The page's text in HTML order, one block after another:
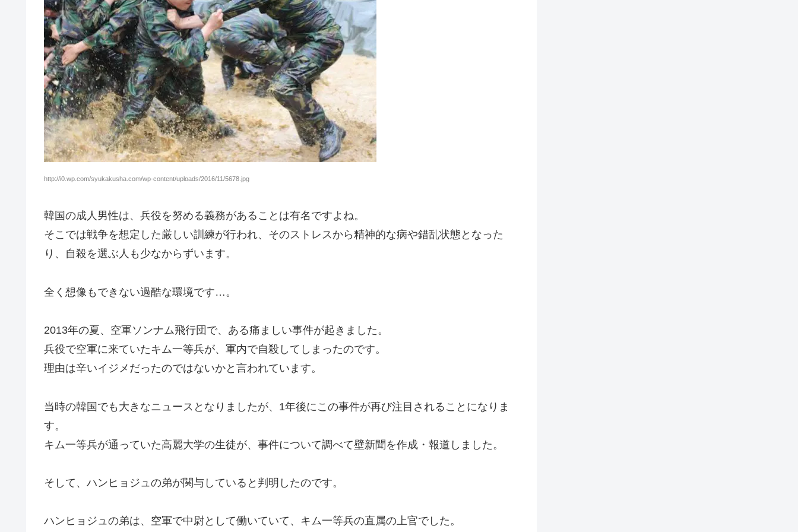
http://i0.wp.com/syukakusha.com/wp-content/uploads/2016/11/5678.jpg
韓国の成人男性は、兵役を努める義務があることは有名ですよね。
そこでは戦争を想定した厳しい訓練が行われ、そのストレスから精神的な病や錯乱状態となった
り、自殺を選ぶ人も少なからずいます。
全く想像もできない過酷な環境です…。
2013年の夏、空軍ソンナム飛行団で、ある痛ましい事件が起きました。
兵役で空軍に来ていたキム一等兵が、軍内で自殺してしまったのです。
理由は辛いイジメだったのではないかと言われています。
当時の韓国でも大きなニュースとなりましたが、1年後にこの事件が再び注目されることになりま
す。
キム一等兵が通っていた高麗大学の生徒が、事件について調べて壁新聞を作成・報道しました。
そして、ハンヒョジュの弟が関与していると判明したのです。
ハンヒョジュの弟は、空軍で中尉として働いていて、キム一等兵の直属の上官でした。